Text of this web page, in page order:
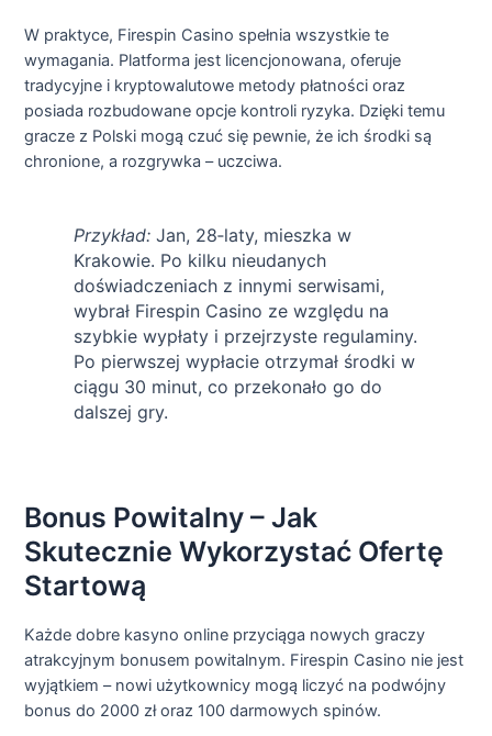
W praktyce, Firespin Casino spełnia wszystkie te
wymagania. Platforma jest licencjonowana, oferuje
tradycyjne i kryptowalutowe metody płatności oraz
posiada rozbudowane opcje kontroli ryzyka. Dzięki temu
gracze z Polski mogą czuć się pewnie, że ich środki są
chronione, a rozgrywka – uczciwa.
Przykład:Jan, 28‑laty, mieszka w
Krakowie. Po kilku nieudanych
doświadczeniach z innymi serwisami,
wybrał Firespin Casino ze względu na
szybkie wypłaty i przejrzyste regulaminy.
Po pierwszej wypłacie otrzymał środki w
ciągu 30 minut, co przekonało go do
dalszej gry.
Bonus Powitalny – Jak
Skutecznie Wykorzystać Ofertę
Startową
Każde dobre kasyno online przyciąga nowych graczy
atrakcyjnym bonusem powitalnym. Firespin Casino nie jest
wyjątkiem – nowi użytkownicy mogą liczyć na podwójny
bonus do 2000 zł oraz 100 darmowych spinów.